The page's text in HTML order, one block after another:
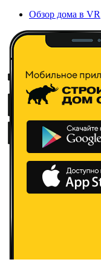
Обзор дома в VR